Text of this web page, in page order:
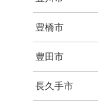
豊橋市
豊田市
長久手市